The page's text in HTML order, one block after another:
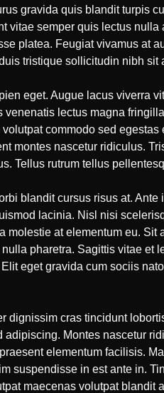
gravida quis blandit turpis
vitae semper quis lectus
platea. Feugiat vivamus at
tristique sollicitudin nibh sit
eget. Augue lacus viverra
venenatis lectus magna
commodo sed
montes nascetur ridiculus.
Tellus rutrum tellus
blandit cursus risus at.
lacinia. Nisl nisi
molestie at elementum eu.
pharetra. Sagittis vitae et
eget gravida cum sociis
dignissim cras tincidunt
Montes nascetur
elementum facilisis.
suspendisse in est ante in.
maecenas volutpat